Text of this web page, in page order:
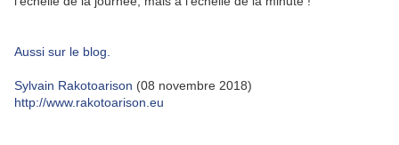
Aussi sur le blog.
Sylvain Rakotoarison (08 novembre 2018)
http://www.rakotoarison.eu